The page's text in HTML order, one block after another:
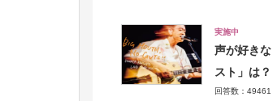
実施中
声が好きな
スト」は？
回答数：49461